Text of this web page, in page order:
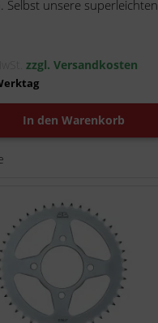
Selbst unsere superleichten
zzgl. Versandkosten
In den Warenkorb